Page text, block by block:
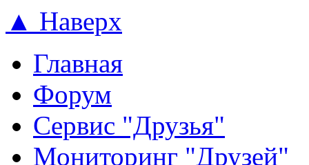
▲ Наверх
Главная
Форум
Сервис "Друзья"
Мониторинг "Друзей"